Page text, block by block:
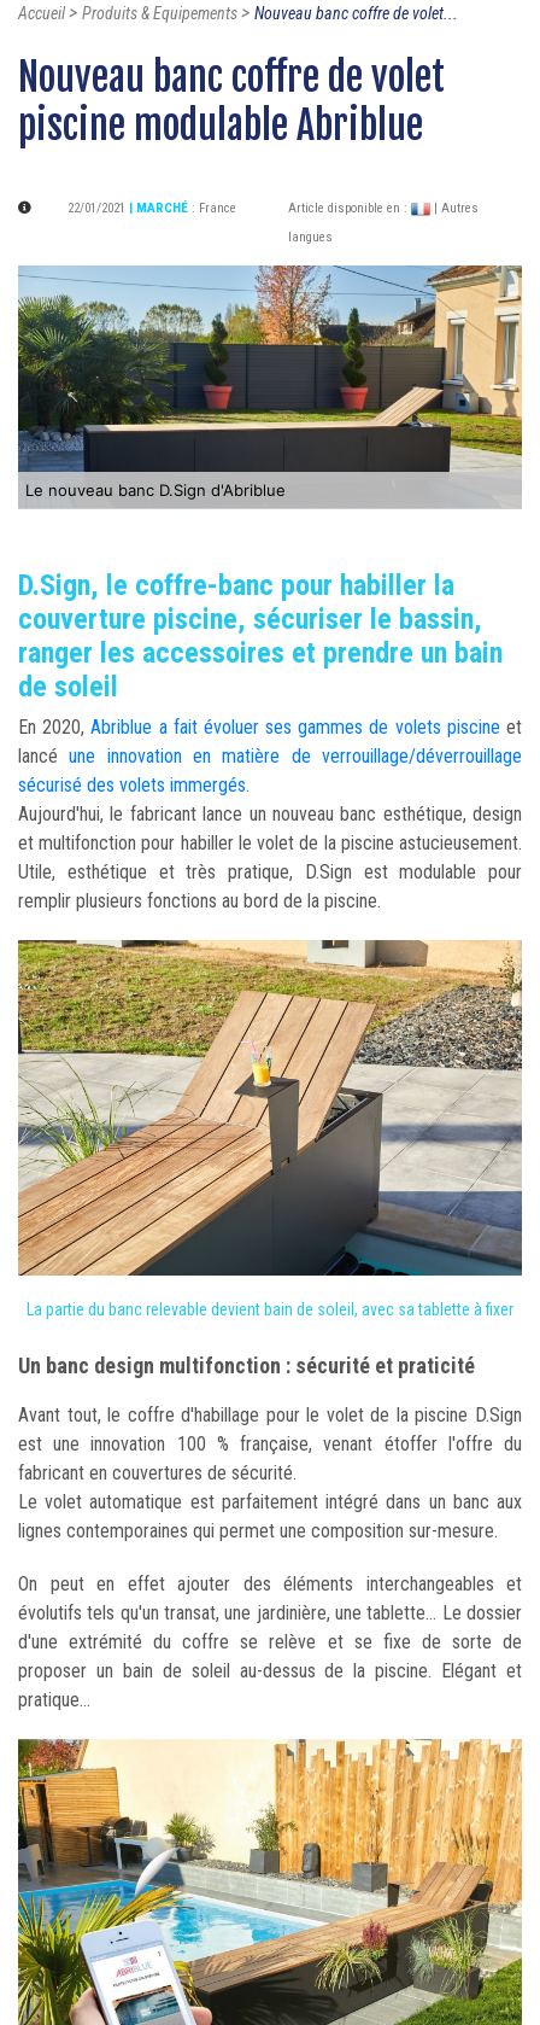
Accueil> Produits & Equipements> Nouveau banc coffre de volet...
Nouveau banc coffre de volet
piscine modulable Abriblue
22/01/2021 | MARCHÉ : France Article disponible en :
| Autres
langues
Le nouveau banc D.Sign d'Abriblue
D.Sign, le coffre-banc pour habiller la
couverture piscine, sécuriser le bassin,
ranger les accessoires et prendre un bain
de soleil
En 2020,Abriblue a fait évoluer ses gammes de volets piscineet
lancéune innovation en matière de verrouillage/déverrouillage
sécurisé des volets immergés
Aujourd'hui, le fabricant lance un nouveau banc esthétique, design
et multifonction pour habiller le volet de la piscine astucieusement.
Utile, esthétique et très pratique, D.Sign est modulable pour
remplir plusieurs fonctions au bord de la piscine.
La partie du banc relevable devient bain de soleil, avec sa tablette à fixer
Un banc design multifonction : sécurité et praticité
Avant tout, le coffre d'habillage pour le volet de la piscine D.Sign
est une innovation 100 % française, venant étoffer l'offre du
fabricant en couvertures de sécurité.
Le volet automatique est parfaitement intégré dans un banc aux
lignes contemporaines qui permet une composition sur-mesure.
On peut en effet ajouter des éléments interchangeables et
évolutifs tels qu'un transat, une jardinière, une tablette... Le dossier
d'une extrémité du coffre se relève et se fixe de sorte de
proposer un bain de soleil au-dessus de la piscine. Elégant et
pratique...